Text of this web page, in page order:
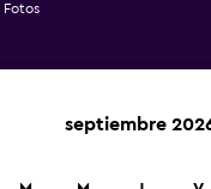
Fotos
septiembre